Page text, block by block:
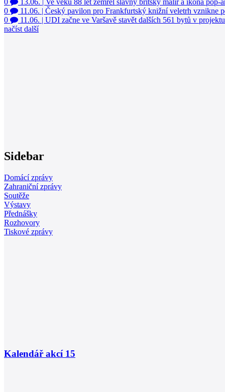
0
13.06. | Ve věku 88 let zemřel slavný britský malíř a ikona pop-
0
11.06. | Český pavilon pro Frankfurtský knižní veletrh vznikne
0
11.06. | UDI začne ve Varšavě stavět dalších 561 bytů v
načíst další
Sidebar
Domácí zprávy
Zahraniční zprávy
Soutěže
Výstavy
Přednášky
Rozhovory
Tiskové zprávy
Kalendář akcí 15